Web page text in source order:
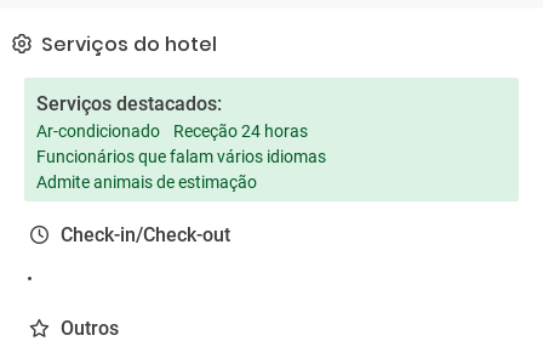
Serviços do hotel
Serviços destacados:
Ar-condicionado
Receção 24 horas
Funcionários que falam vários idiomas
Admite animais de estimação
Check-in/Check-out
Outros